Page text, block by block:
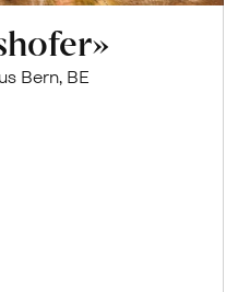
Bern, BE